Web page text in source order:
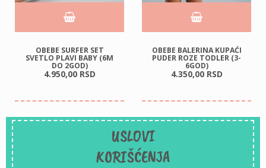
OBEBE SURFER SET
SVETLO PLAVI BABY (6M
DO 2GOD)
4.950,00 RSD
OBEBE BALERINA KUPAĆI
PUDER ROZE TODLER (3-
6GOD)
4.350,00 RSD
USLOVI
KORIŠĆENJA